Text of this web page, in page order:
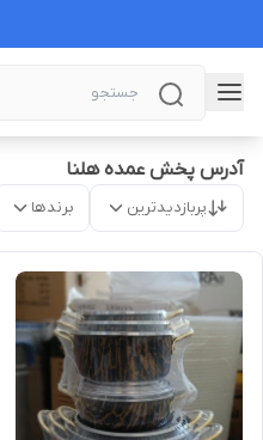
آدرس پخش عمده هلنا
پربازدیدترین برندها